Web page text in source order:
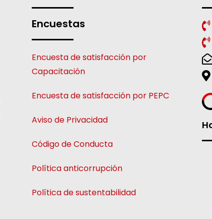
Encuestas
Encuesta de satisfacción por
Capacitación
Encuesta de satisfacción por PEPC
Aviso de Privacidad
Código de Conducta
Política anticorrupción
Política de sustentabilidad